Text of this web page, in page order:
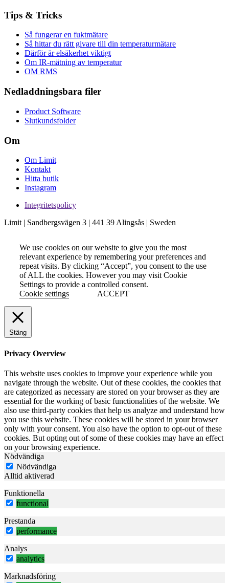
Tips & Tricks
Så fungerar en fuktmätare
Så hittar du rätt givare till din temperaturmätare
Därför är elsäkerhet viktigt
Om IR-mätning av temperatur
OM RMS
Nedladdningsbara filer
Product Software
Slutkundsfolder
Om
Om Limit
Kontakt
Hitta butik
Instagram
Integritetspolicy
Limit | Sandbergsvägen 3 | 441 39 Alingsås | Sweden
We use cookies on our website to give you the most
relevant experience by remembering your preferences and
repeat visits. By clicking “Accept”, you consent to the use
of ALL the cookies. However you may visit Cookie
Settings to provide a controlled consent.
Cookie settings
ACCEPT
Stäng
Privacy Overview
This website uses cookies to improve your experience while you
navigate through the website. Out of these cookies, the cookies that
are categorized as necessary are stored on your browser as they are
essential for the working of basic functionalities of the website. We
also use third-party cookies that help us analyze and understand how
you use this website. These cookies will be stored in your browser
only with your consent. You also have the option to opt-out of these
cookies. But opting out of some of these cookies may have an effect
on your browsing experience.
Nödvändiga
Nödvändiga
Alltid aktiverad
Funktionella
functional
Prestanda
performance
Analys
analytics
Marknadsföring